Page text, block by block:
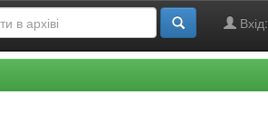
Вхід: